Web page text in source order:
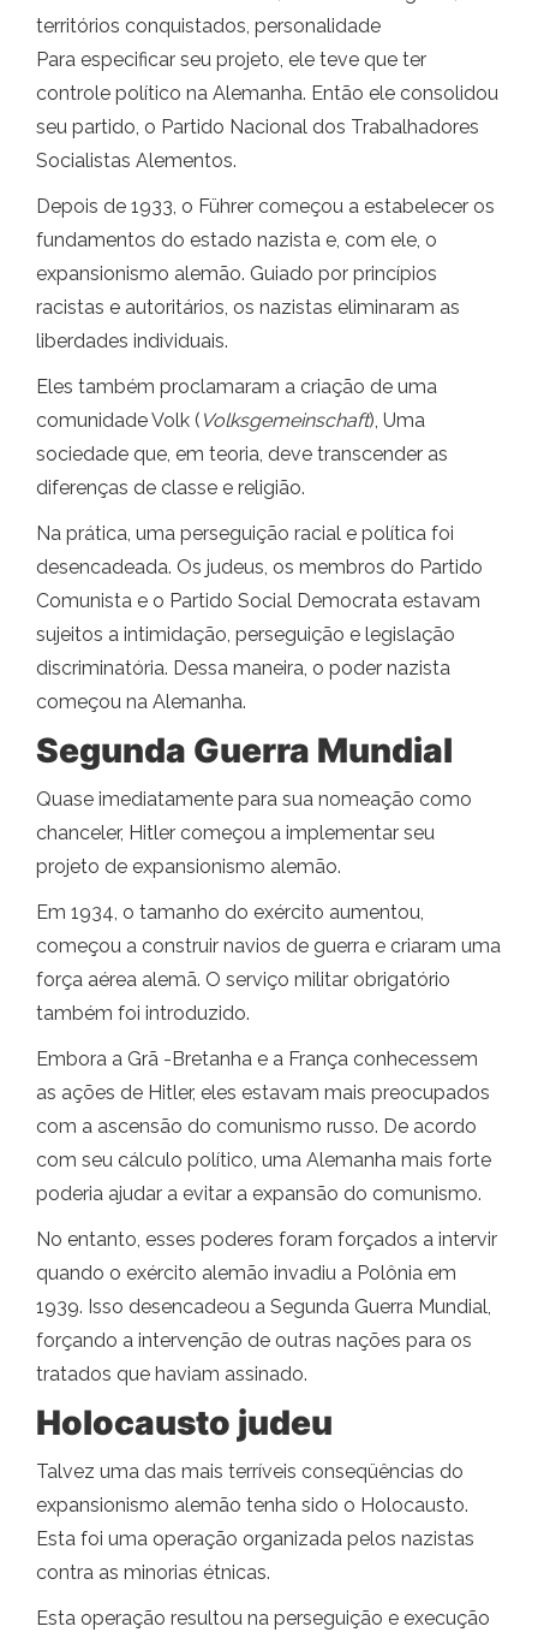
territórios conquistados, personalidade
Para especificar seu projeto, ele teve que ter
controle político na Alemanha. Então ele consolidou
seu partido, o Partido Nacional dos Trabalhadores
Socialistas Alementos.
Depois de 1933, o Führer começou a estabelecer os
fundamentos do estado nazista e, com ele, o
expansionismo alemão. Guiado por princípios
racistas e autoritários, os nazistas eliminaram as
liberdades individuais.
Eles também proclamaram a criação de uma
comunidade Volk ( Volksgemeinschaft), Uma
sociedade que, em teoria, deve transcender as
diferenças de classe e religião.
Na prática, uma perseguição racial e política foi
desencadeada. Os judeus, os membros do Partido
Comunista e o Partido Social Democrata estavam
sujeitos a intimidação, perseguição e legislação
discriminatória. Dessa maneira, o poder nazista
começou na Alemanha.
Segunda Guerra Mundial
Quase imediatamente para sua nomeação como
chanceler, Hitler começou a implementar seu
projeto de expansionismo alemão.
Em 1934, o tamanho do exército aumentou,
começou a construir navios de guerra e criaram uma
força aérea alemã. O serviço militar obrigatório
também foi introduzido.
Embora a Grã -Bretanha e a França conhecessem
as ações de Hitler, eles estavam mais preocupados
com a ascensão do comunismo russo. De acordo
com seu cálculo político, uma Alemanha mais forte
poderia ajudar a evitar a expansão do comunismo.
No entanto, esses poderes foram forçados a intervir
quando o exército alemão invadiu a Polônia em
1939. Isso desencadeou a Segunda Guerra Mundial,
forçando a intervenção de outras nações para os
tratados que haviam assinado.
Holocausto judeu
Talvez uma das mais terríveis conseqüências do
expansionismo alemão tenha sido o Holocausto.
Esta foi uma operação organizada pelos nazistas
contra as minorias étnicas.
Esta operação resultou na perseguição e execução